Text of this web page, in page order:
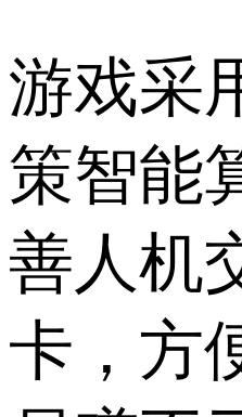
游戏采
策智能
善人机
卡，方